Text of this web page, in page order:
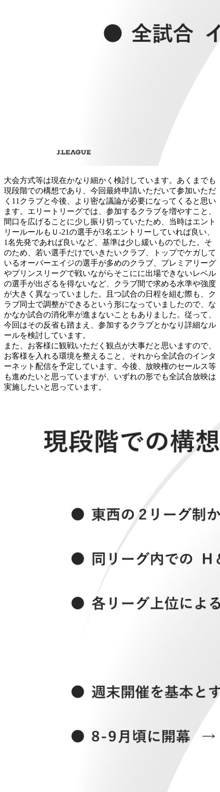
大会方式等は現在かなり細かく検討しています。あくまでも
現段階での構想であり、今回最終申請いただいて参加いただ
く11クラブと今後、より密な議論が必要になってくると思い
ます。エリートリーグでは、参加するクラブを増やすこと、
間口を広げることに少し振り切っていたため、当時はエント
リールールもＵ-21の選手が3名エントリーしていれば良い、
1名先発であれば良いなど、基準は少し緩いものでした。そ
のため、若い選手だけでいきたいクラブ、トップでケガして
いるオーバーエイジの選手が多めのクラブ、プレミアリーグ
やプリンスリーグで戦いながらそこにに出場できないレベル
の選手が出ざるを得ないなど、クラブ間で求める水準や強度
が大きく異なっていました。且つ試合の日程を組む際も、ク
ラブ同士で調整ができるという形になっていましたので、な
かなか試合の消化率が進まないこともありました。従って、
今回はその反省も踏まえ、参加するクラブとかなり詳細なル
ールを検討しています。
また、お客様に観戦いただく観点が大事だと思いますので、
お客様を入れる環境を整えること、それから全試合のインタ
ーネット配信を予定しています。今後、放映権のセールス等
も進めたいと思っていますが、いずれの形でも全試合放映は
実施したいと思っています。